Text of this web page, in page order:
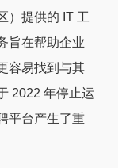
）提供的 IT 工
旨在帮助企业
容易找到与其
2022 年停止运
平台产生了重